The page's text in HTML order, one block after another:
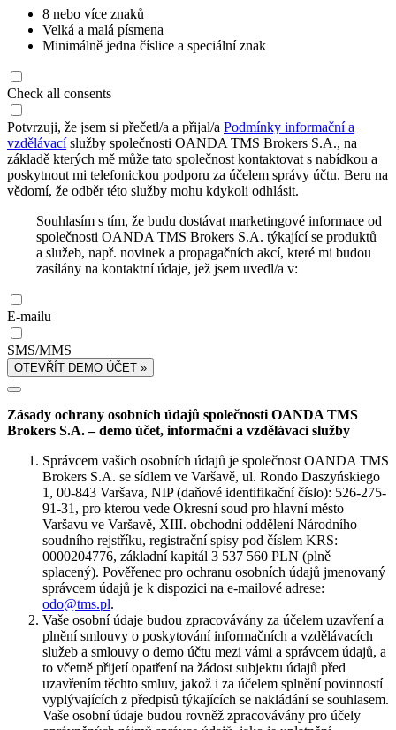
8 nebo více znaků
Velká a malá písmena
Minimálně jedna číslice a speciální znak
Check all consents
Potvrzuji, že jsem si přečetl/a a přijal/a Podmínky informační a
vzdělávacíslužby společnosti OANDA TMS Brokers S.A., na
základě kterých mě může tato společnost kontaktovat s nabídkou a
poskytnout mi telefonickou podporu za účelem správy účtu. Beru na
vědomí, že odběr této služby mohu kdykoli odhlásit.
Souhlasím s tím, že budu dostávat marketingové informace od
společnosti OANDA TMS Brokers S.A. týkající se produktů
a služeb, např. novinek a propagačních akcí, které mi budou
zasílány na kontaktní údaje, jež jsem uvedl/a v:
E-mailu
SMS/MMS
OTEVŘÍT DEMO ÚČET »
Zásady ochrany osobních údajů společnosti OANDA TMS
Brokers S.A. – demo účet, informační a vzdělávací služby
Správcem vašich osobních údajů je společnost OANDA TMS
Brokers S.A. se sídlem ve Varšavě, ul. Rondo Daszyńskiego
1, 00-843 Varšava, NIP (daňové identifikační číslo): 526-275-
91-31, pro kterou vede Okresní soud pro hlavní město
Varšavu ve Varšavě, XIII. obchodní oddělení Národního
soudního rejstříku, registrační spisy pod číslem KRS:
0000204776, základní kapitál 3 537 560 PLN (plně
splacený). Pověřenec pro ochranu osobních údajů jmenovaný
správcem údajů je k dispozici na e-mailové adrese:
odo@tms.pl.
Vaše osobní údaje budou zpracovávány za účelem uzavření a
plnění smlouvy o poskytování informačních a vzdělávacích
služeb a smlouvy o demo účtu mezi vámi a správcem údajů, a
to včetně přijetí opatření na žádost subjektu údajů před
uzavřením těchto smluv, jakož i za účelem splnění povinností
vyplývajících z předpisů týkajících se nakládání se souhlasem.
Vaše osobní údaje budou rovněž zpracovávány pro účely